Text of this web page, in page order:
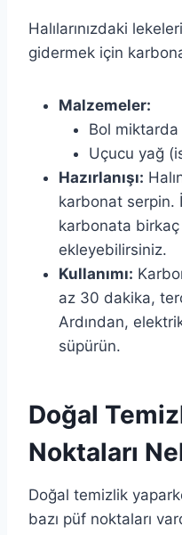
Halılarınızdaki
gidermek için
Malzemeler:
Bol
Uçucu yağ
Hazırlanışı:
karbonat serpin.
karbonata
ekleyebilirsiniz.
Kullanımı:
az 30 dakika,
Ardından,
süpürün.
Doğal
Noktaları
Doğal temizlik
bazı püf noktaları